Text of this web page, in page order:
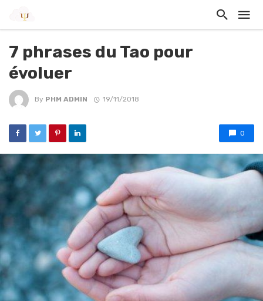
7 phrases du Tao pour
évoluer
By PHM ADMIN 19/11/2018
0